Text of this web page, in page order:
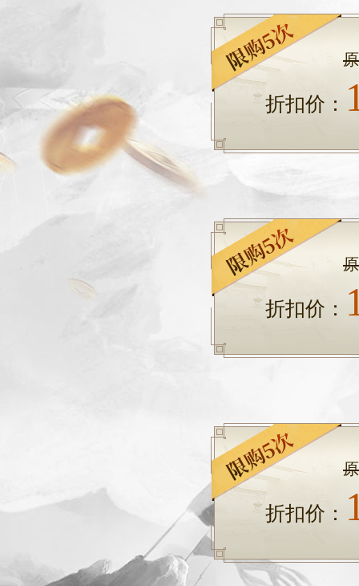
折扣价：
折扣价：
折扣价：